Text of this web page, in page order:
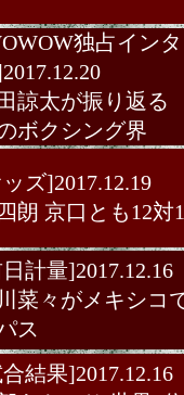
注目試合のオ
[海外ニュース
100万件視聴は
[海外ニュース
岩佐への指名挑
[海外ニュース